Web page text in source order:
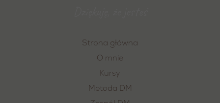
Strona główna
O mnie
Kursy
Metoda DM